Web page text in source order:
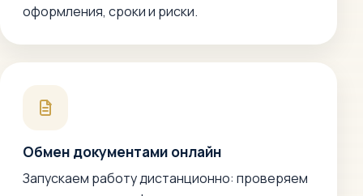
оформления, сроки и риски.
Обмен документами онлайн
Запускаем работу дистанционно: проверяем